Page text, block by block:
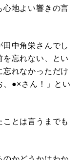
心地よい響きの言
中角栄さんでし
忘れない、とい
忘れなかっただけ
、●×さん！」とい
とは言うまでも